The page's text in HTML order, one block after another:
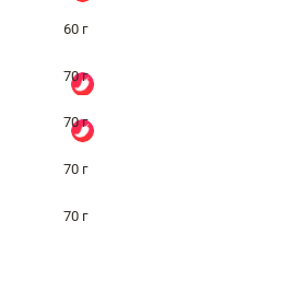
60 г
70 г
70 г
70 г
70 г